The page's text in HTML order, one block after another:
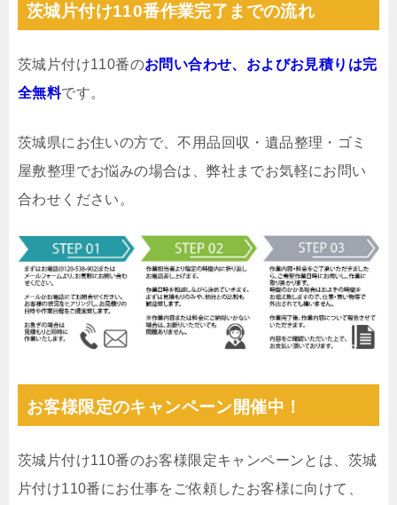
茨城片付け110番作業完了までの流れ
茨城片付け110番のお問い合わせ、およびお見積りは完
全無料です。
茨城県にお住いの方で、不用品回収・遺品整理・ゴミ
屋敷整理でお悩みの場合は、弊社までお気軽にお問い
合わせください。
お客様限定のキャンペーン開催中！
茨城片付け110番のお客様限定キャンペーンとは、茨城
片付け110番にお仕事をご依頼したお客様に向けて、